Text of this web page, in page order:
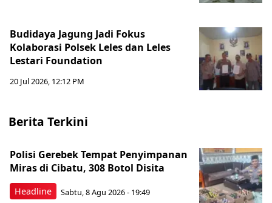
Budidaya Jagung Jadi Fokus
Kolaborasi Polsek Leles dan Leles
Lestari Foundation
20 Jul 2026, 12:12 PM
Berita Terkini
Headline
Polisi Gerebek Tempat Penyimpanan
Miras di Cibatu, 308 Botol Disita
Sabtu, 8 Agu 2026 - 19:49